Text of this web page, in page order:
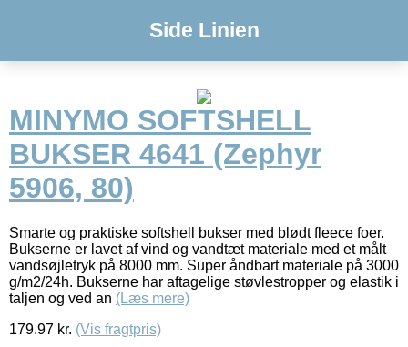
Side Linien
MINYMO SOFTSHELL
BUKSER 4641 (Zephyr
5906, 80)
Smarte og praktiske softshell bukser med blødt fleece foer.
Bukserne er lavet af vind og vandtæt materiale med et målt
vandsøjletryk på 8000 mm. Super åndbart materiale på 3000
g/m2/24h. Bukserne har aftagelige støvlestropper og elastik i
taljen og ved an (Læs mere)
179.97 kr. (Vis fragtpris)